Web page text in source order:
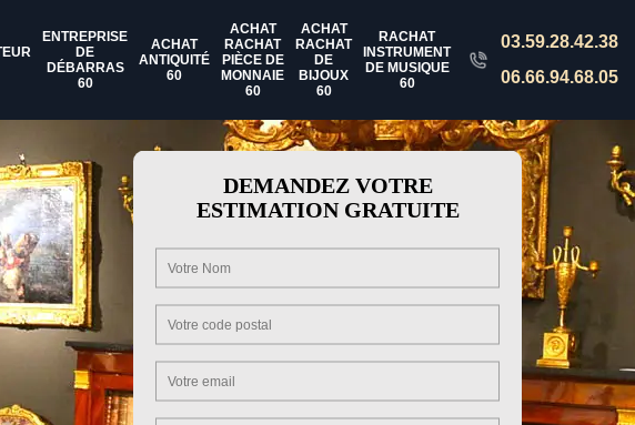
ENTREPRISE
DE
DÉBARRAS
60
ACHAT
ANTIQUITÉ
60
ACHAT
RACHAT
PIÈCE DE
MONNAIE
60
ACHAT
RACHAT
DE
BIJOUX
60
RACHAT
INSTRUMENT
DE MUSIQUE
60
03.59.28.42.38
06.66.94.68.05
DEMANDEZ VOTRE
ESTIMATION GRATUITE